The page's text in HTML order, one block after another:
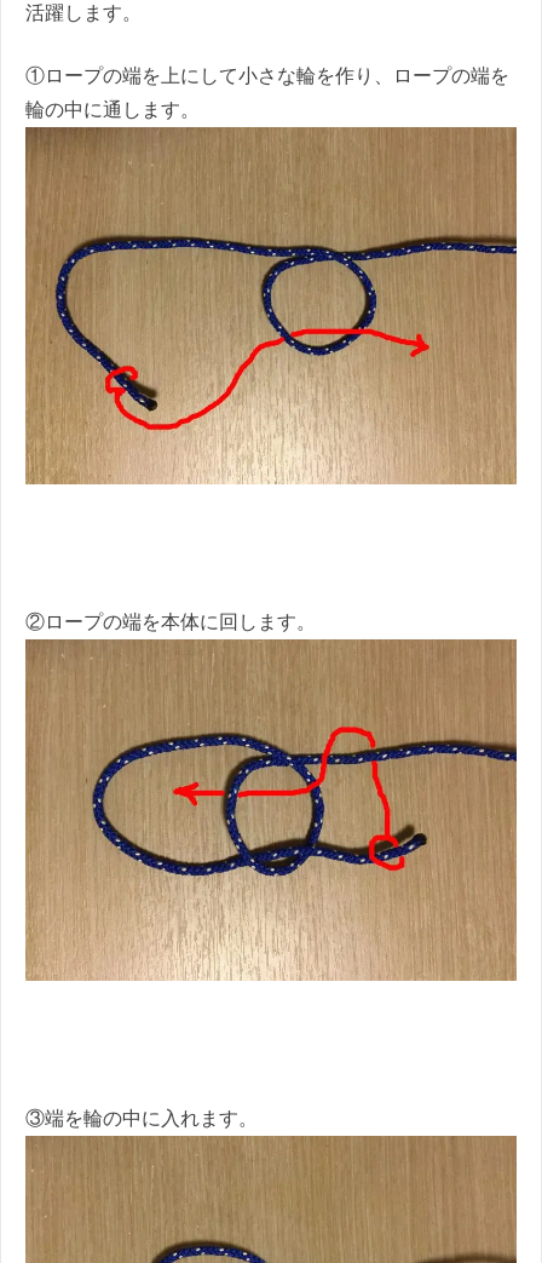
活躍します。
①ロープの端を上にして小さな輪を作り、ロープの端を
輪の中に通します。
②ロープの端を本体に回します。
③端を輪の中に入れます。